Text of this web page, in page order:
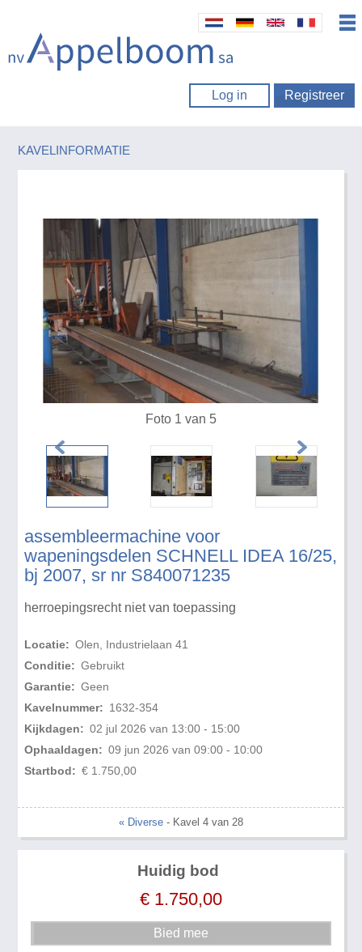
Log in Registreer
KAVELINFORMATIE
assembleermachine voor
wapeningsdelen SCHNELL IDEA 16/25,
bj 2007, sr nr S840071235
herroepingsrecht niet van toepassing
Locatie: Olen, Industrielaan 41
Conditie: Gebruikt
Garantie: Geen
Kavelnummer: 1632-354
Kijkdagen: 02 jul 2026 van 13:00 - 15:00
Ophaaldagen: 09 jun 2026 van 09:00 - 10:00
Startbod: € 1.750,00
Foto 1 van 5
« Diverse - Kavel 4 van 28
Huidig bod
€ 1.750,00